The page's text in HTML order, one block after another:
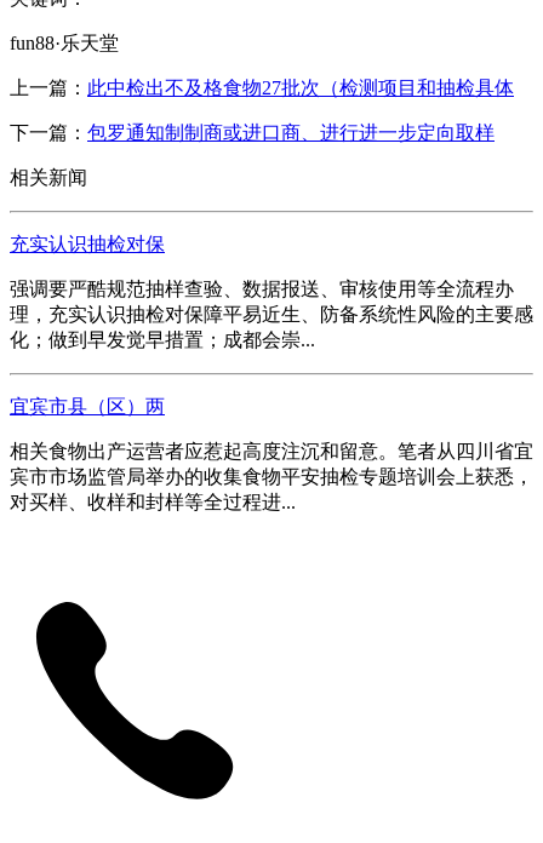
fun88·乐天堂
上一篇： 此中检出不及格食物27批次（检测项目和抽检具体
下一篇： 包罗通知制制商或进口商、进行进一步定向取样
相关新闻
充实认识抽检对保
强调要严酷规范抽样查验、数据报送、审核使用等全流程办
理，充实认识抽检对保障平易近生、防备系统性风险的主要感
化；做到早发觉早措置；成都会崇...
宜宾市县（区）两
相关食物出产运营者应惹起高度注沉和留意。笔者从四川省宜
宾市市场监管局举办的收集食物平安抽检专题培训会上获悉，
对买样、收样和封样等全过程进...